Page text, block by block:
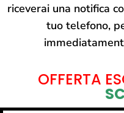
riceverai una notifica
tuo telefono,
OFFERTA